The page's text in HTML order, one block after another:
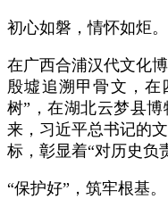
初心如磐，情怀如炬。
在广西合浦汉代文化
殷墟追溯甲骨文，在
树”，在湖北云梦县
来，习近平总书记的
标，彰显着“对历史负
“保护好”，筑牢根基。